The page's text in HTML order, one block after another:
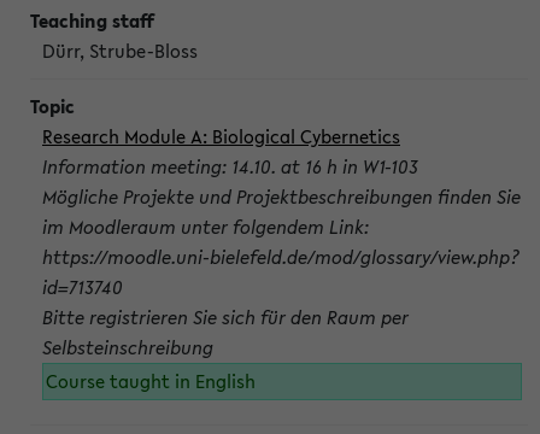
Dürr, Strube-Bloss
Research Module A: Biological Cybernetics
Information meeting: 14.10. at 16 h in W1-103
Mögliche Projekte und Projektbeschreibungen finden Sie
im Moodleraum unter folgendem Link:
https://moodle.uni-bielefeld.de/mod/glossary/view.php?
id=713740
Bitte registrieren Sie sich für den Raum per
Selbsteinschreibung
Course taught in English